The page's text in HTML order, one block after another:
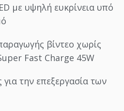
με υψηλή ευκρίνεια υπό
βίντεο χωρίς
Fast Charge 45W
για την επεξεργασία των